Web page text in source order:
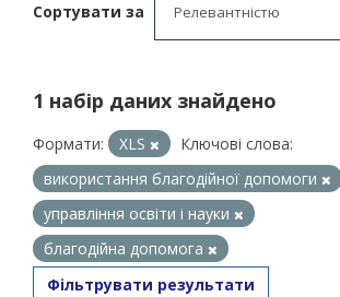
Сортувати за
1 набір даних знайдено
Формати: XLS
Ключові слова:
використання благодійної допомоги
управління освіти і науки
благодійна допомога
Фільтрувати результати